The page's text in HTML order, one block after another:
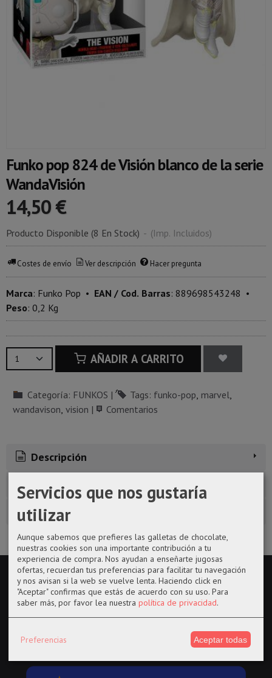
Funko pop 824 de Visión blanco de la serie
WandaVisión
14,50 €
Producto Disponible (8 En Stock) - (Imp. Incluidos)
Costes de envío Ver descripción Hacer pregunta
Marca: Funko Pop • EAN / Cod. Barras: 889698543248 •
Peso: 0,2 Kg
AÑADIR A CARRITO
Categoría: FUNKOS | Tags: funko-pop marvel
wandavison vision | Comentarios
Descripción
Costes de Envío
Comentarios
Servicios que nos gustaría
utilizar
Aunque sabemos que prefieres las galletas de chocolate,
nuestras cookies son una importante contribución a tu
experiencia de compra. Nos ayudan a enseñarte jugosas
ofertas, recuerdan tus preferencias para facilitar tu navegación
y nos avisan si la web se vuelve lenta. Haciendo click en
"Aceptar" confirmas que estás de acuerdo con su uso. Para
saber más, por favor lea nuestra política de privacidad.
Preferencias Aceptar todas